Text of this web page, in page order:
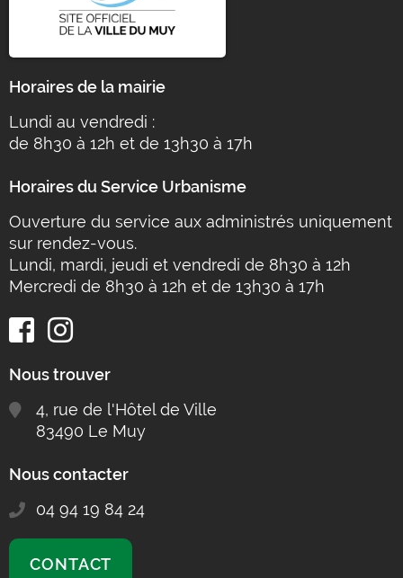
Horaires de la mairie
Lundi au vendredi :
de 8h30 à 12h et de 13h30 à 17h
Horaires du Service Urbanisme
Ouverture du service aux administrés uniquement
sur rendez-vous.
Lundi, mardi, jeudi et vendredi de 8h30 à 12h
Mercredi de 8h30 à 12h et de 13h30 à 17h
Nous trouver
4, rue de l'Hôtel de Ville
83490 Le Muy
Nous contacter
04 94 19 84 24
CONTACT